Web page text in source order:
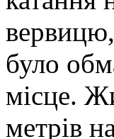
було
місце.
метрів